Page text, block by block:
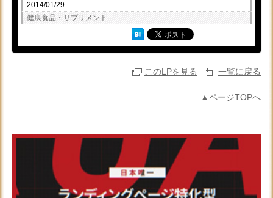
2014/01/29
健康食品・サプリメント
このLPを見る 一覧に戻る
▲ページTOPへ